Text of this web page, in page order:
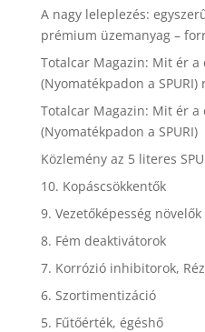
A nagy leleplezés:
prémium üzemanyag –
Totalcar Magazin: Mit ér a
(Nyomatékpadon a SPURI)
Totalcar Magazin: Mit ér a
(Nyomatékpadon a SPURI)
Közlemény az 5 literes
10. Kopáscsökkentők
9. Vezetőképesség növelők
8. Fém deaktivátorok
7. Korrózió inhibitorok,
6. Szortimentizáció
5. Fűtőérték, égéshő